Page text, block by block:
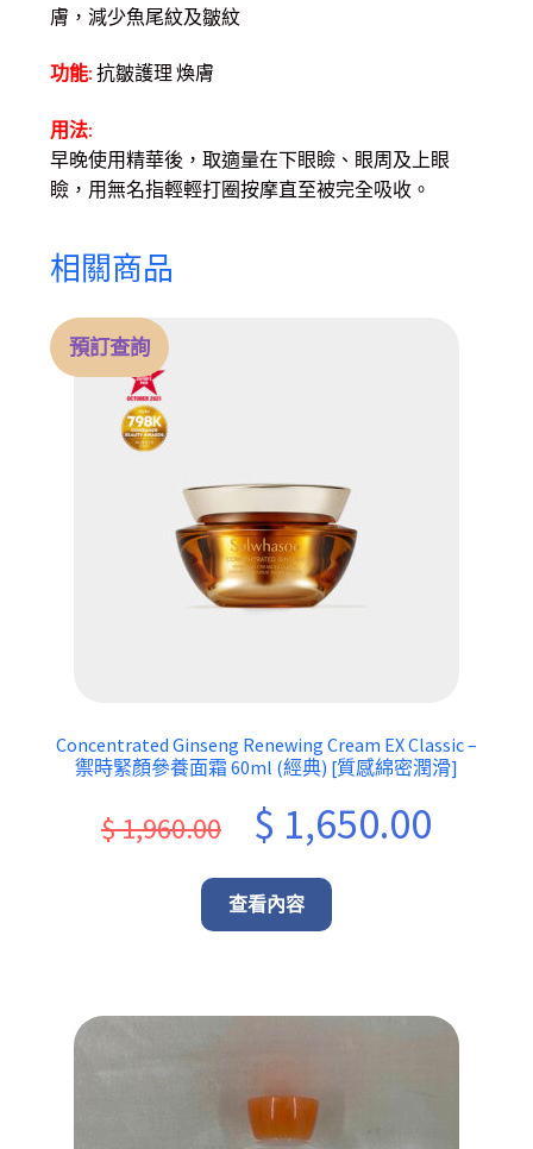
膚，減少魚尾紋及皺紋
功能: 抗皺護理 煥膚
用法:
早晚使用精華後，取適量在下眼瞼、眼周及上眼
瞼，用無名指輕輕打圈按摩直至被完全吸收。
相關商品
預訂查詢
Concentrated Ginseng Renewing Cream EX Classic –
禦時緊顏參養面霜 60ml (經典) [質感綿密潤滑]
$1,960.00
Original
price
was:
$ 1,650.00
查看內容